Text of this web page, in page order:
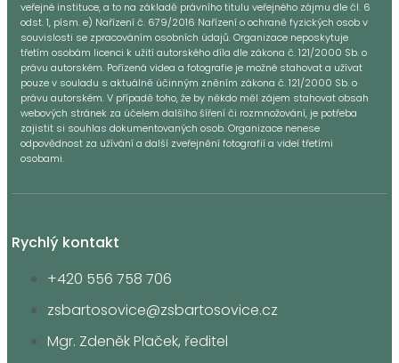
veřejné instituce, a to na základě právního titulu veřejného zájmu dle čl. 6
odst. 1, písm. e) Nařízení č. 679/2016 Nařízení o ochraně fyzických osob v
souvislosti se zpracováním osobních údajů. Organizace neposkytuje
třetím osobám licenci k užití autorského díla dle zákona č. 121/2000 Sb. o
právu autorském. Pořízená videa a fotografie je možné stahovat a užívat
pouze v souladu s aktuálně účinným zněním zákona č. 121/2000 Sb. o
právu autorském. V případě toho, že by někdo měl zájem stahovat obsah
webových stránek za účelem dalšího šíření či rozmnožování, je potřeba
zajistit si souhlas dokumentovaných osob. Organizace nenese
odpovědnost za užívání a další zveřejnění fotografií a videí třetími
osobami.
Rychlý kontakt
+420 556 758 706
zsbartosovice@zsbartosovice.cz
Mgr. Zdeněk Plaček, ředitel